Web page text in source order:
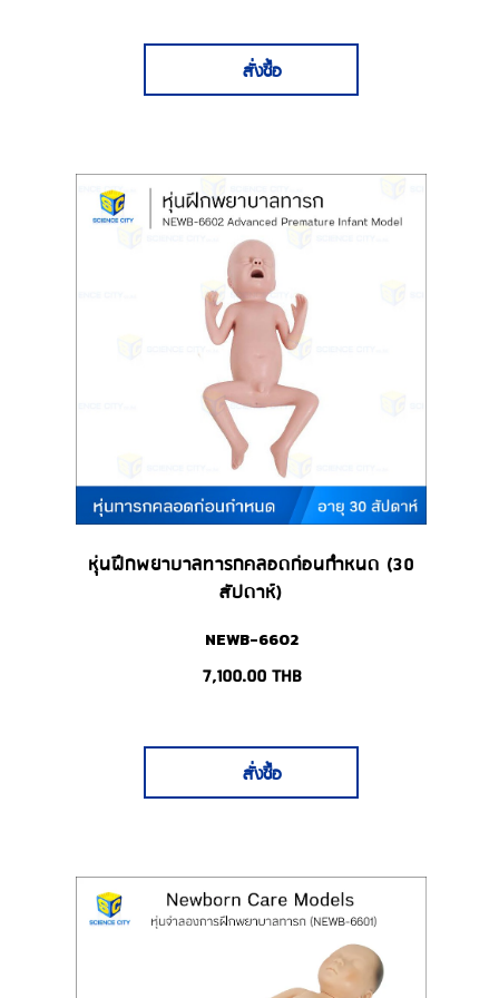
สั่งซื้อ
หุ่นฝึกพยาบาลทารกคลอดก่อนกำหนด (30
สัปดาห์)
NEWB-6602
7,100.00THB
สั่งซื้อ